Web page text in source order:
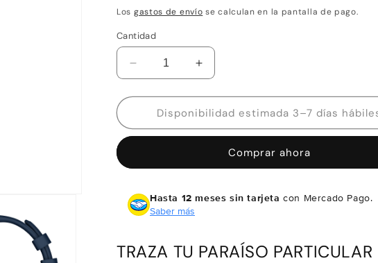
habitual
Los gastos de envío se calculan en la pantalla de pago.
Cantidad
Reducir
cantidad
para
Garmin
quatix
47
AMOLED
Aumentar
cantidad
para
Garmin
quatix
47
AMOLED
Disponibilidad estimada 3–7 días
Comprar ahora
Hasta 12 meses sin tarjeta con Mercado Pago.
Saber más
TRAZA TU PARAÍSO PARTICULAR